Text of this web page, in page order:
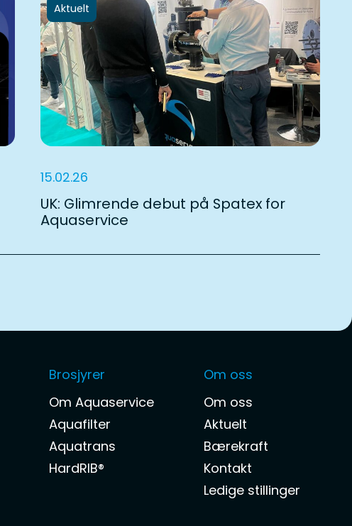
Aktuelt
15.02.26
UK: Glimrende debut på Spatex for
Aquaservice
Brosjyrer
Om Aquaservice
Aquafilter
Aquatrans
HardRIB®
Om oss
Om oss
Aktuelt
Bærekraft
Kontakt
Ledige stillinger